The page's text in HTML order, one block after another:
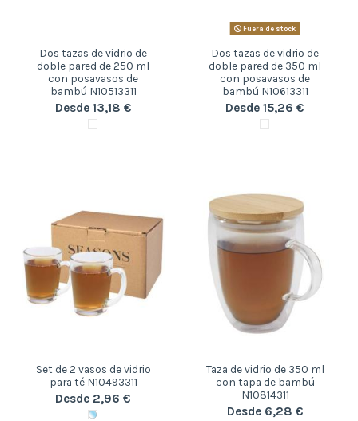
Dos tazas de vidrio de
doble pared de 250 ml
con posavasos de
bambú N10513311
Desde 13,18 €
Fuera de stock
Dos tazas de vidrio de
doble pared de 350 ml
con posavasos de
bambú N10613311
Desde 15,26 €
Set de 2 vasos de vidrio
para té N10493311
Desde 2,96 €
Taza de vidrio de 350 ml
con tapa de bambú
N10814311
Desde 6,28 €